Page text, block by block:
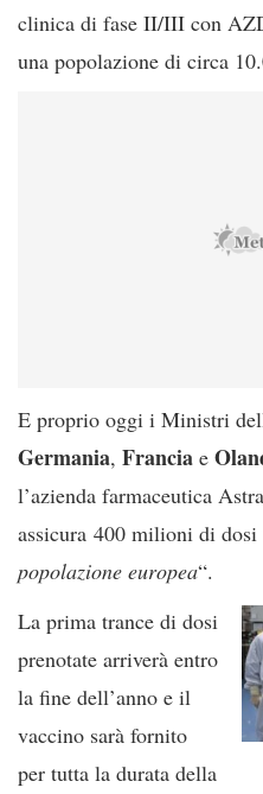
clinica di fase II/III con
una popolazione di circa
E proprio oggi i Ministri
Germania, Francia e
l’azienda farmaceutica
assicura 400 milioni di dosi
popolazione europea“.
La prima trance di dosi
prenotate arriverà entro
la fine dell’anno e il
vaccino sarà fornito
per tutta la durata della